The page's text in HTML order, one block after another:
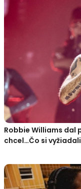
Robbie Williams dal
chcel…Čo si vyžiadali